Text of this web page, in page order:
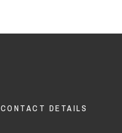
CONTACT DETAILS